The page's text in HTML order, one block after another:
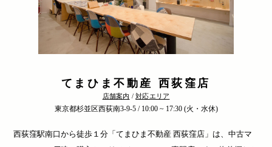
てまひま不動産 西荻窪店
店舗案内 /対応エリア
東京都杉並区西荻南3-9-5 / 10:00 ~ 17:30 (火・水休)
西荻窪駅南口から徒歩１分「てまひま不動産 西荻窪店」は、中古マ